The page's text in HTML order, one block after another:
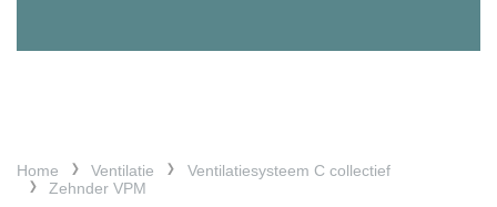
Home Ventilatie
Ventilatiesysteem C collectief
Zehnder VPM